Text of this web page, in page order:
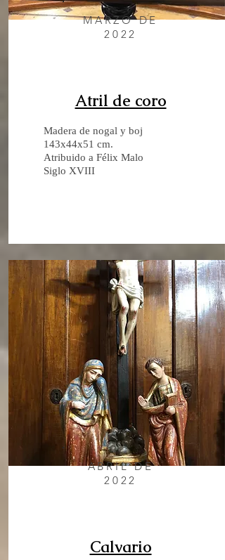
MARZO DE
2022
Atril de coro
Madera de nogal y boj
143x44x51 cm.
Atribuido a Félix Malo
Siglo XVIII
ABRIL DE
2022
Calvario